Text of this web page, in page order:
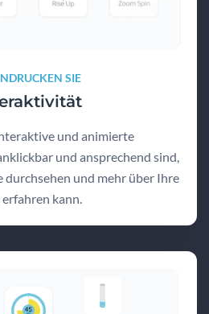
SIE
und animierte
und ansprechend sind,
und mehr über Ihre
erfahren kann.